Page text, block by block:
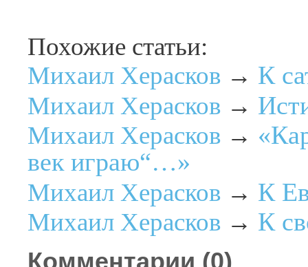
Похожие статьи:
Михаил Херасков → К
Михаил Херасков →
Михаил Херасков →
век играю“…»
Михаил Херасков → К
Михаил Херасков → К
Комментарии (0)